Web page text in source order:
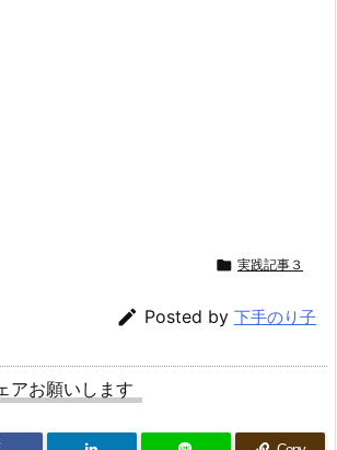
 実践記事３
 Posted by 下手のり子
アお願いします